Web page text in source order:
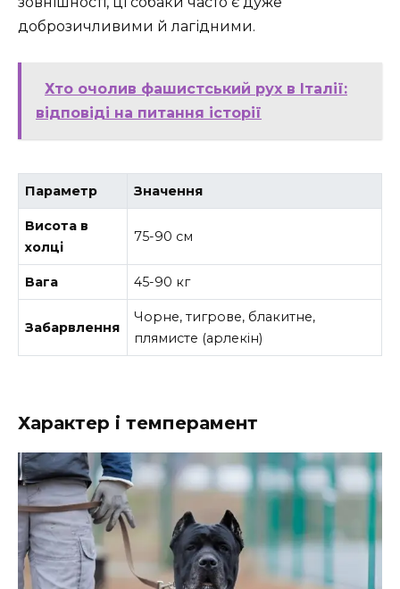
доброзичливими й лагідними.
Хто очолив фашистський рух в Італії:
відповіді на питання історії
Параметр Значення
Висота в
холці
75-90 см
Вага 45-90 кг
Забарвлення
Чорне, тигрове, блакитне,
плямисте (арлекін)
Характер і темперамент